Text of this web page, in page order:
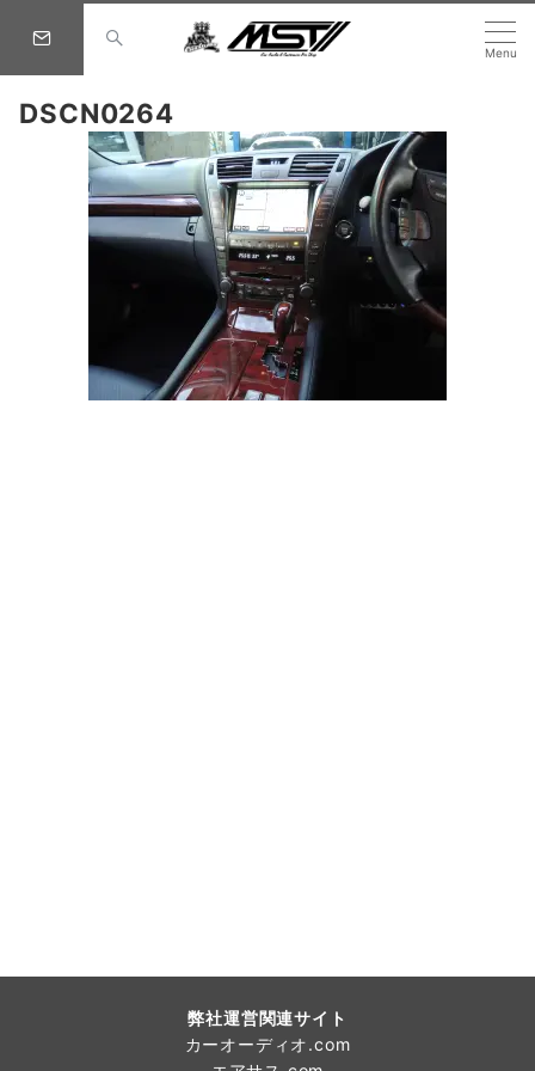
Menu
DSCN0264
弊社運営関連サイト
カーオーディオ.com